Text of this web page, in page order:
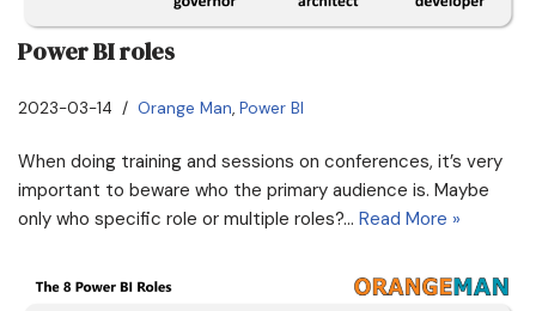
Power BI roles
2023-03-14 Orange Man, Power BI
When doing training and sessions on conferences, it’s very
important to beware who the primary audience is. Maybe
only who specific role or multiple roles?… Read More »